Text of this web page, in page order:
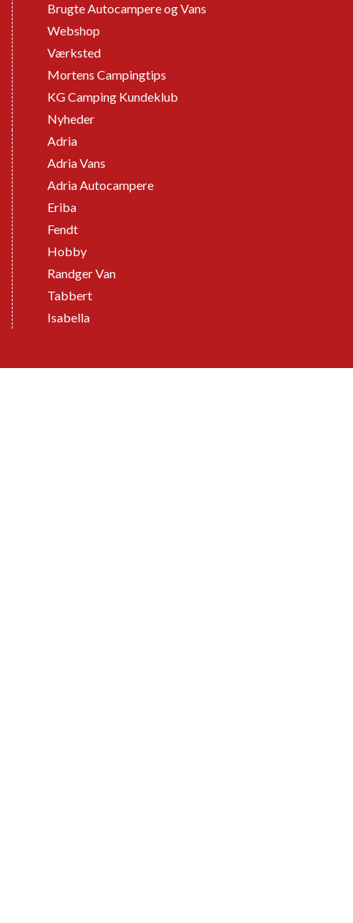
Brugte Autocampere og Vans
Webshop
Værksted
Mortens Campingtips
KG Camping Kundeklub
Nyheder
Adria
Adria Vans
Adria Autocampere
Eriba
Fendt
Hobby
Randger Van
Tabbert
Isabella